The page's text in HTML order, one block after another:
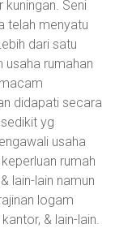
kuningan. Seni
telah menyatu
dari satu
usaha rumahan
didapati secara
yg
usaha
rumah
lain-lain namun
logam
& lain-lain.